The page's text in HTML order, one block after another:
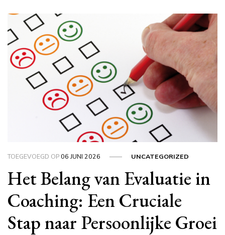
TOEGEVOEGD OP06 JUNI 2026 UNCATEGORIZED
Het Belang van Evaluatie in
Coaching: Een Cruciale
Stap naar Persoonlijke Groei